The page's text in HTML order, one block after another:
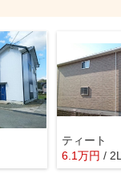
ティート
6.1万円 /